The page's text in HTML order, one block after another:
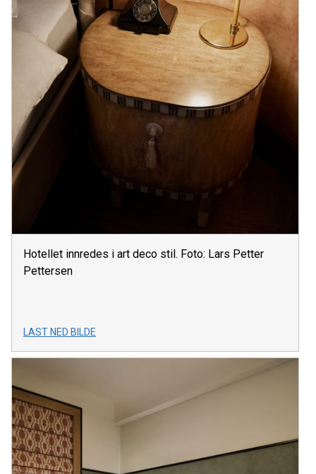
Hotellet innredes i art deco stil. Foto: Lars Petter
Pettersen
LAST NED BILDE